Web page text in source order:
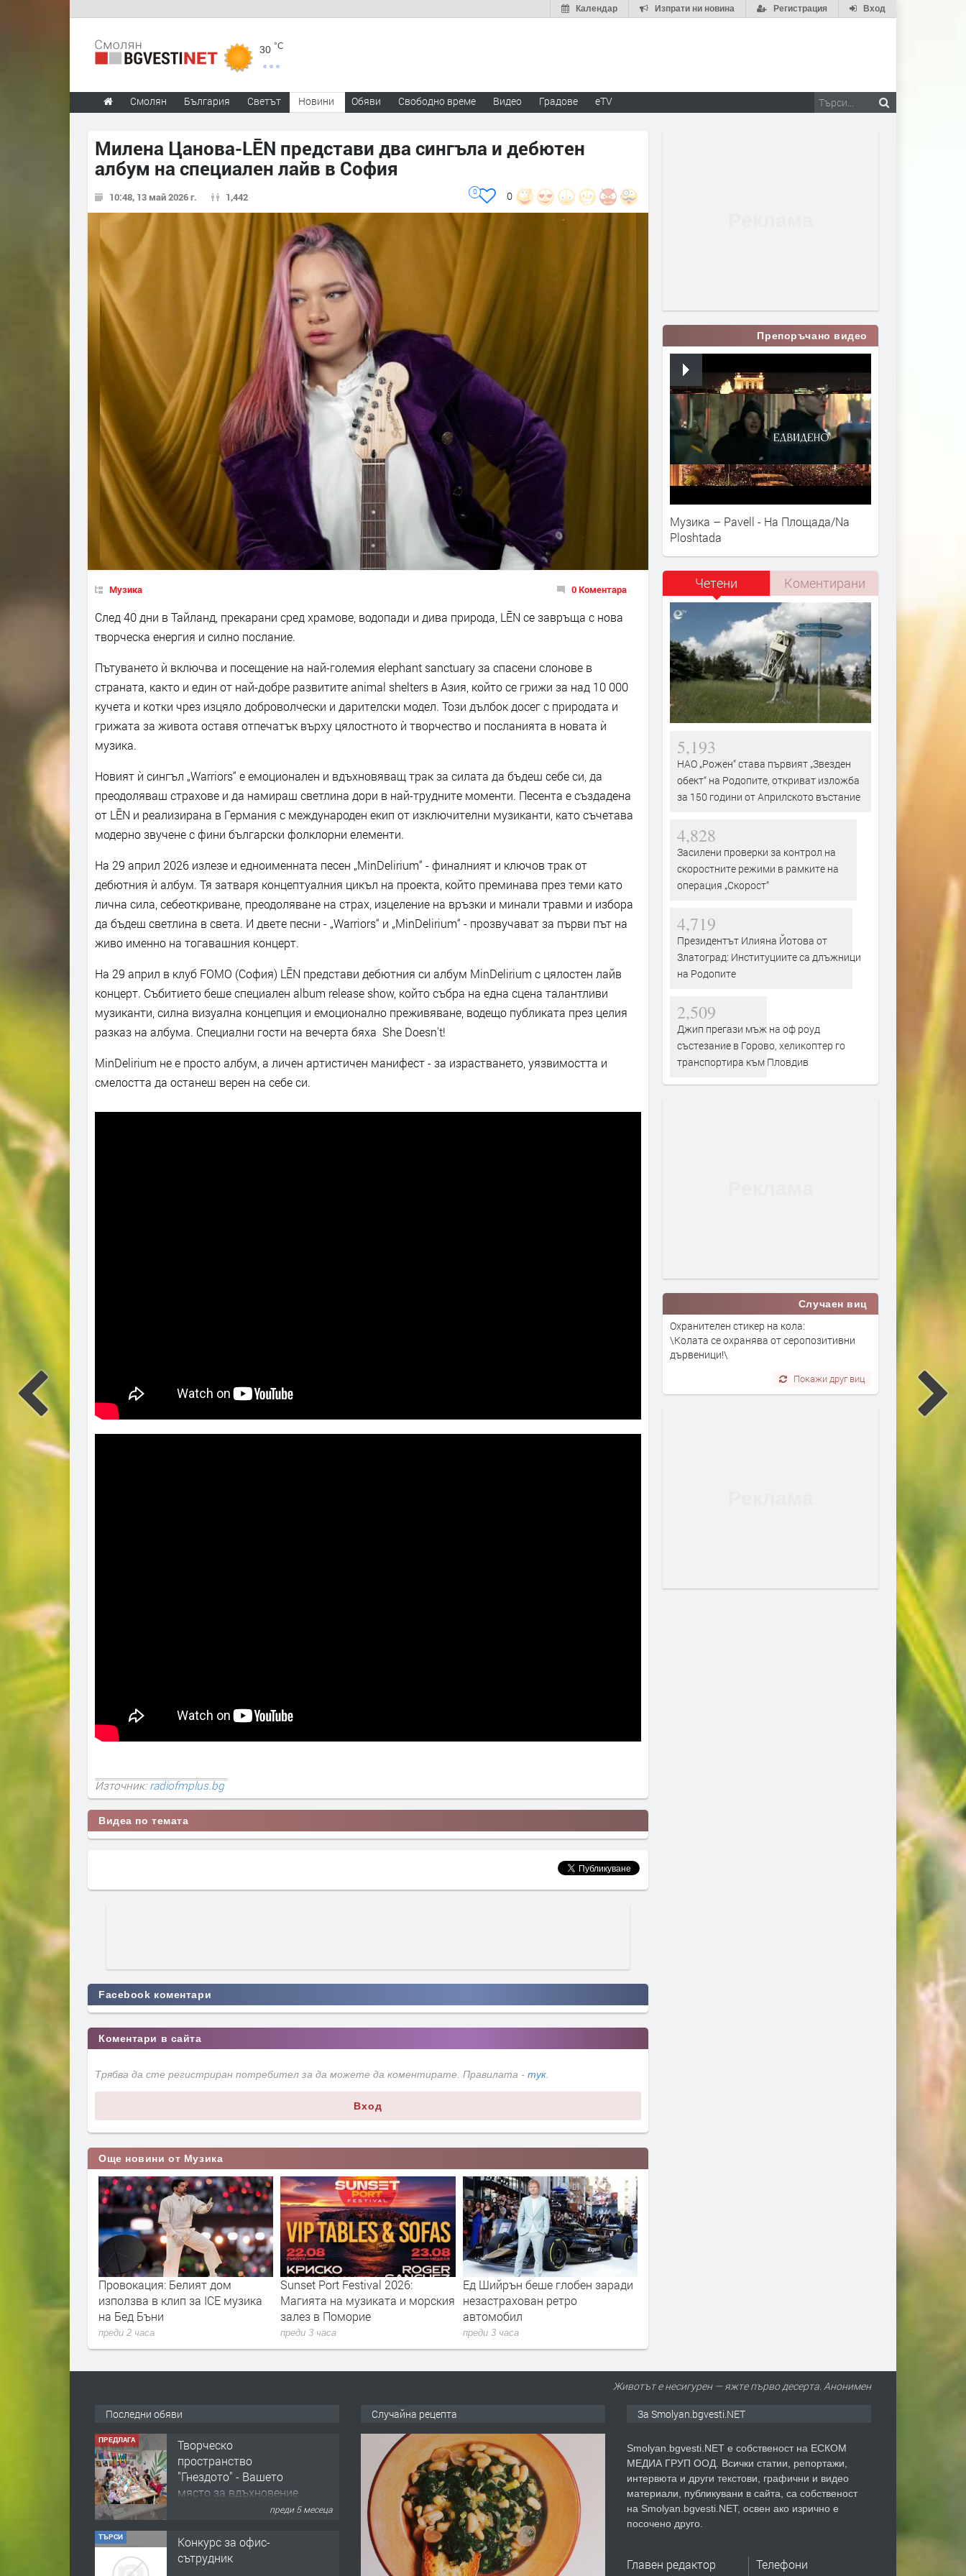
Вход
Регистрация
Изпрати ни новина
Календар
30 °C
Смолян България Светът Новини Обяви Свободно време Видео Градове eTV
Милена Цанова-LĒN представи два сингъла и дебютен
албум на специален лайв в София
10:48, 13 май 2026 г. 1,442 0
0
Музика 0 Коментара
След 40 дни в Тайланд, прекарани сред храмове, водопади и дива природа, LĒN се завръща с нова
творческа енергия и силно послание.
Пътуването ѝ включва и посещение на най-големия elephant sanctuary за спасени слонове в
страната, както и един от най-добре развитите animal shelters в Азия, който се грижи за над 10 000
кучета и котки чрез изцяло доброволчески и дарителски модел. Този дълбок досег с природата и
грижата за живота оставя отпечатък върху цялостното ѝ творчество и посланията в новата ѝ
музика.
Новият ѝ сингъл „Warriors“ е емоционален и вдъхновяващ трак за силата да бъдеш себе си, да
преодоляваш страхове и да намираш светлина дори в най-трудните моменти. Песента е създадена
от LĒN и реализирана в Германия с международен екип от изключителни музиканти, като съчетава
модерно звучене с фини български фолклорни елементи.
На 29 април 2026 излезе и едноименната песен „MinDelirium“ - финалният и ключов трак от
дебютния ѝ албум. Тя затваря концептуалния цикъл на проекта, който преминава през теми като
лична сила, себеоткриване, преодоляване на страх, изцеление на връзки и минали травми и избора
да бъдеш светлина в света. И двете песни - „Warriors“ и „MinDelirium“ - прозвучават за първи път на
живо именно на тогавашния концерт.
На 29 април в клуб FOMO (София) LĒN представи дебютния си албум MinDelirium с цялостен лайв
концерт. Събитието беше специален album release show, който събра на една сцена талантливи
музиканти, силна визуална концепция и емоционално преживяване, водещо публиката през целия
разказ на албума. Специални гости на вечерта бяха She Doesn't!
MinDelirium не е просто албум, а личен артистичен манифест - за израстването, уязвимостта и
смелостта да останеш верен на себе си.
Източник:radiofmplus.bg
Видеа по темата
Facebook коментари
Коментари в сайта
Трябва да сте регистриран потребител за да можете да коментирате. Правилата - тук
Вход
Още новини от Музика
изяви
Провокация: Белият дом
използва в клип за ICE музика
на Бед Бъни
преди 2 часа
Sunset Port Festival 2026:
Магията на музиката и морския
залез в Поморие
преди 3 часа
Ед Шийрън беше глобен заради
незастрахован ретро
автомобил
преди 3 часа
Препоръчано видео
Музика – Pavell - На Площада/Na
Ploshtada
Четени Коментирани
5,193
НАО „Рожен“ става първият „Звезден
обект“ на Родопите, откриват изложба
за 150 години от Априлското въстание
4,828
Засилени проверки за контрол на
скоростните режими в рамките на
операция „Скорост“
4,719
Президентът Илияна Йотова от
Златоград: Институциите са длъжници
на Родопите
2,509
Джип прегази мъж на оф роуд
състезание в Горово, хеликоптер го
транспортира към Пловдив
Случаен виц
Охранителен стикер на кола:
\Колата се охранява от серопозитивни
дървеници!\
Покажи друг виц
Животът е несигурен — яжте първо десерта. Анонимен
Последни обяви
ПРЕДЛАГА
Творческо
пространство
"Гнездото" - Вашето
място за вдъхновение
преди 5 месеца
ТЪРСИ
Конкурс за офис-
сътрудник
Случайна рецепта За Smolyan.bgvesti.NET
Smolyan.bgvesti.NET е собственост на ЕСКОМ
МЕДИА ГРУП ООД. Всички статии, репортажи,
интервюта и други текстови, графични и видео
материали, публикувани в сайта, са собственост
на Smolyan.bgvesti.NET, освен ако изрично е
посочено друго.
Главен редактор Телефони